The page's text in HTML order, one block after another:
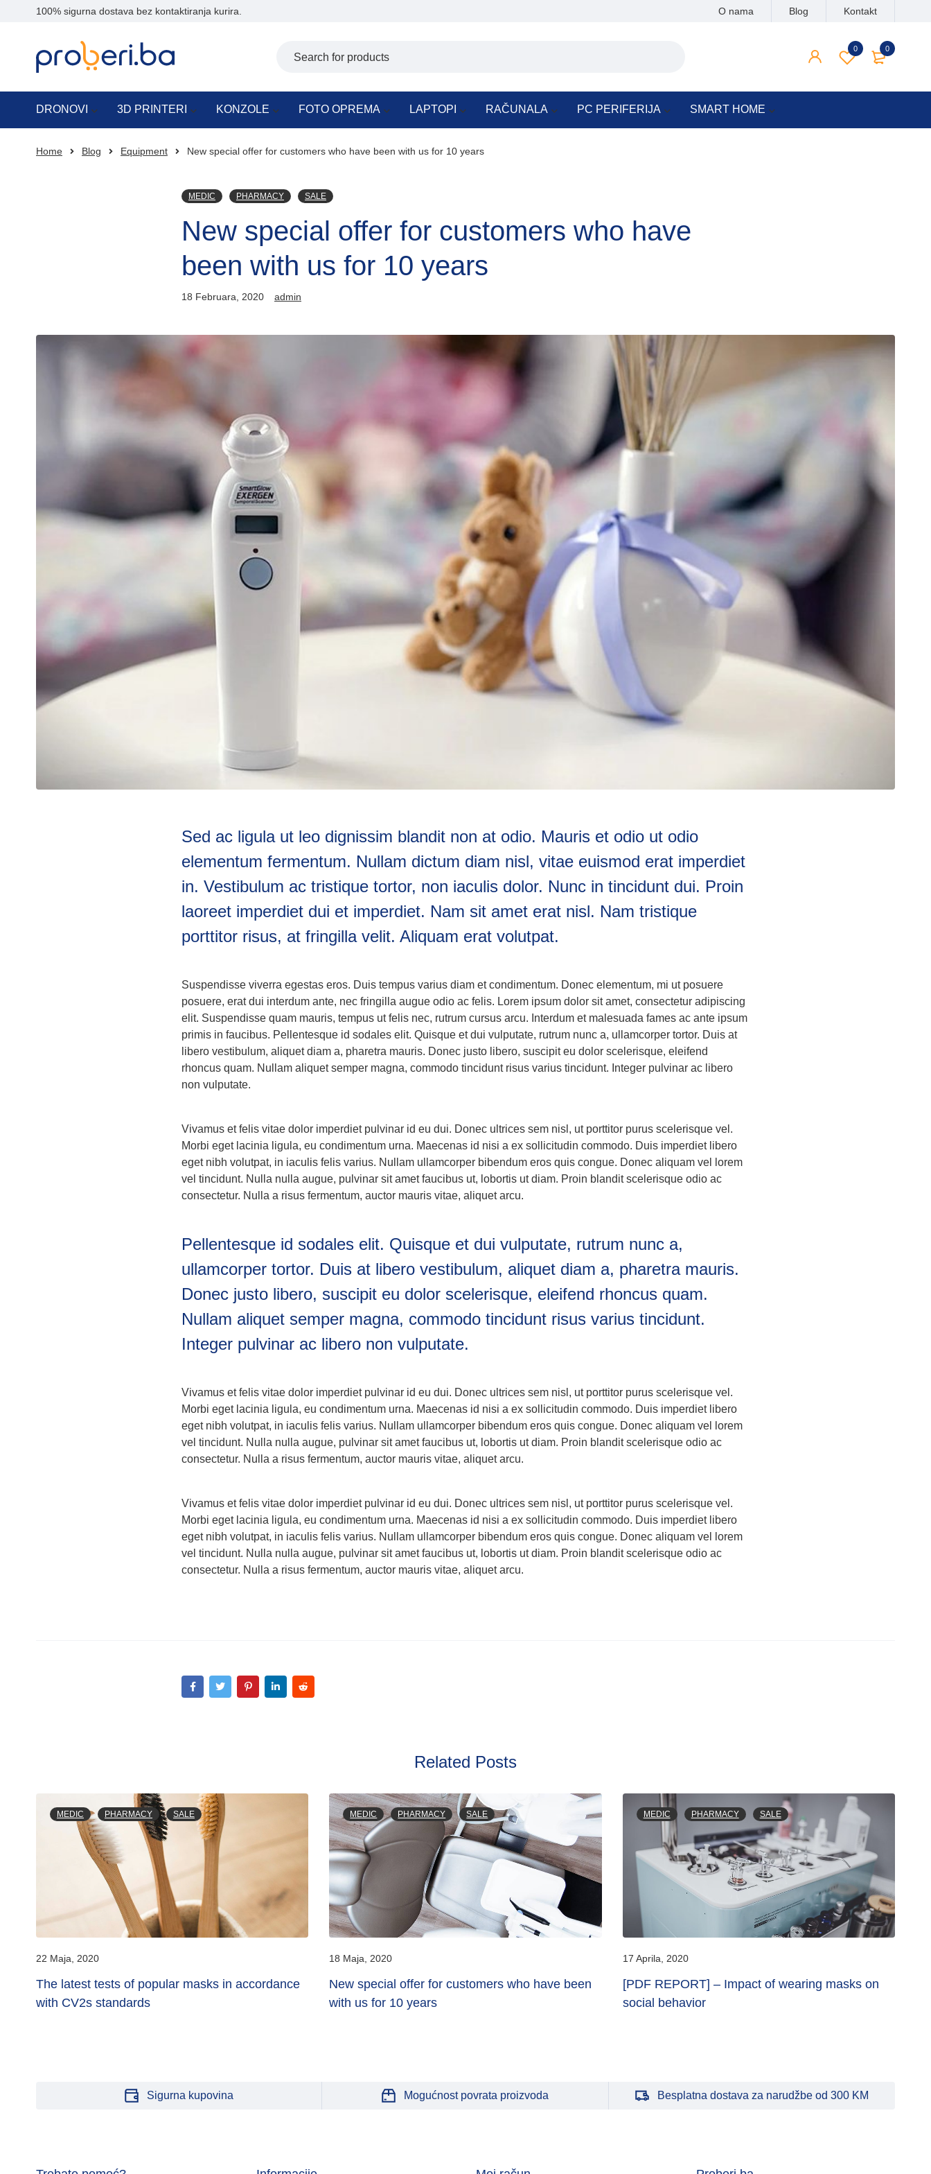
100% sigurna dostava bez kontaktiranja kurira. O nama Blog Kontakt
0
0
DRONOVI 3D PRINTERI KONZOLE FOTO OPREMA LAPTOPI RAČUNALA PC PERIFERIJA SMART HOME
Home Blog Equipment New special offer for customers who have been with us for 10 years
MEDIC PHARMACY SALE
New special offer for customers who have
been with us for 10 years
18 Februara, 2020 admin
Sed ac ligula ut leo dignissim blandit non at odio. Mauris et odio ut odio
elementum fermentum. Nullam dictum diam nisl, vitae euismod erat imperdiet
in. Vestibulum ac tristique tortor, non iaculis dolor. Nunc in tincidunt dui. Proin
laoreet imperdiet dui et imperdiet. Nam sit amet erat nisl. Nam tristique
porttitor risus, at fringilla velit. Aliquam erat volutpat.
Suspendisse viverra egestas eros. Duis tempus varius diam et condimentum. Donec elementum, mi ut posuere
posuere, erat dui interdum ante, nec fringilla augue odio ac felis. Lorem ipsum dolor sit amet, consectetur adipiscing
elit. Suspendisse quam mauris, tempus ut felis nec, rutrum cursus arcu. Interdum et malesuada fames ac ante ipsum
primis in faucibus. Pellentesque id sodales elit. Quisque et dui vulputate, rutrum nunc a, ullamcorper tortor. Duis at
libero vestibulum, aliquet diam a, pharetra mauris. Donec justo libero, suscipit eu dolor scelerisque, eleifend
rhoncus quam. Nullam aliquet semper magna, commodo tincidunt risus varius tincidunt. Integer pulvinar ac libero
non vulputate.
Vivamus et felis vitae dolor imperdiet pulvinar id eu dui. Donec ultrices sem nisl, ut porttitor purus scelerisque vel.
Morbi eget lacinia ligula, eu condimentum urna. Maecenas id nisi a ex sollicitudin commodo. Duis imperdiet libero
eget nibh volutpat, in iaculis felis varius. Nullam ullamcorper bibendum eros quis congue. Donec aliquam vel lorem
vel tincidunt. Nulla nulla augue, pulvinar sit amet faucibus ut, lobortis ut diam. Proin blandit scelerisque odio ac
consectetur. Nulla a risus fermentum, auctor mauris vitae, aliquet arcu.
Pellentesque id sodales elit. Quisque et dui vulputate, rutrum nunc a,
ullamcorper tortor. Duis at libero vestibulum, aliquet diam a, pharetra mauris.
Donec justo libero, suscipit eu dolor scelerisque, eleifend rhoncus quam.
Nullam aliquet semper magna, commodo tincidunt risus varius tincidunt.
Integer pulvinar ac libero non vulputate.
Vivamus et felis vitae dolor imperdiet pulvinar id eu dui. Donec ultrices sem nisl, ut porttitor purus scelerisque vel.
Morbi eget lacinia ligula, eu condimentum urna. Maecenas id nisi a ex sollicitudin commodo. Duis imperdiet libero
eget nibh volutpat, in iaculis felis varius. Nullam ullamcorper bibendum eros quis congue. Donec aliquam vel lorem
vel tincidunt. Nulla nulla augue, pulvinar sit amet faucibus ut, lobortis ut diam. Proin blandit scelerisque odio ac
consectetur. Nulla a risus fermentum, auctor mauris vitae, aliquet arcu.
Vivamus et felis vitae dolor imperdiet pulvinar id eu dui. Donec ultrices sem nisl, ut porttitor purus scelerisque vel.
Morbi eget lacinia ligula, eu condimentum urna. Maecenas id nisi a ex sollicitudin commodo. Duis imperdiet libero
eget nibh volutpat, in iaculis felis varius. Nullam ullamcorper bibendum eros quis congue. Donec aliquam vel lorem
vel tincidunt. Nulla nulla augue, pulvinar sit amet faucibus ut, lobortis ut diam. Proin blandit scelerisque odio ac
consectetur. Nulla a risus fermentum, auctor mauris vitae, aliquet arcu.
Related Posts
MEDIC PHARMACY SALE
The latest tests of popular masks in accordance
with CV2s standards
22 Maja, 2020
MEDIC PHARMACY SALE
New special offer for customers who have been
with us for 10 years
18 Maja, 2020
MEDIC PHARMACY SALE
[PDF REPORT] – Impact of wearing masks on
social behavior
17 Aprila, 2020
Sigurna kupovina Mogućnost povrata proizvoda Besplatna dostava za narudžbe od 300 KM